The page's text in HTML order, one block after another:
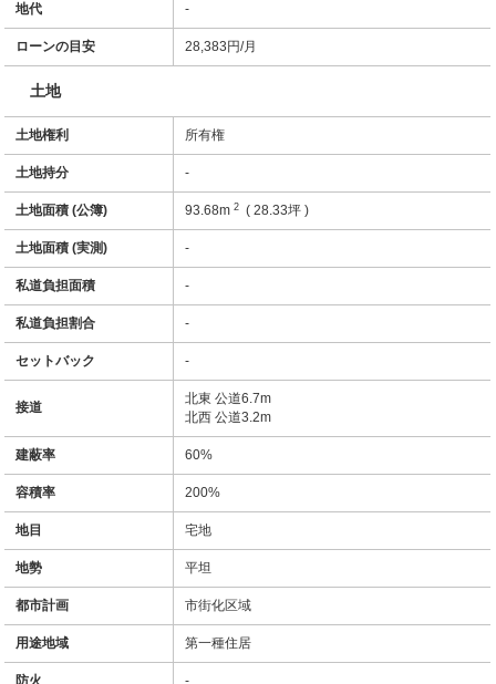
地代 -
ローンの目安 28,383 円/月
土地
土地権利 所有権
土地持分 -
土地面積 (公簿) 93.68m2 ( 28.33坪 )
土地面積 (実測) -
私道負担面積 -
私道負担割合 -
セットバック -
接道
北東 公道6.7m
北西 公道3.2m
建蔽率 60%
容積率 200%
地目 宅地
地勢 平坦
都市計画 市街化区域
用途地域 第一種住居